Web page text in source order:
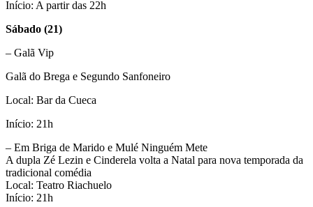
Início: A partir das 22h
Sábado (21)
– Galã Vip
Galã do Brega e Segundo Sanfoneiro
Local: Bar da Cueca
Início: 21h
– Em Briga de Marido e Mulé Ninguém Mete
A dupla Zé Lezin e Cinderela volta a Natal para nova temporada da
tradicional comédia
Local: Teatro Riachuelo
Início: 21h